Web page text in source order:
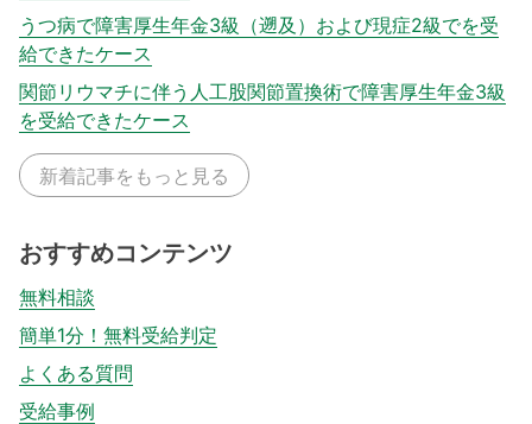
うつ病で障害厚生年金3級（遡及）および現症2級でを受
給できたケース
関節リウマチに伴う人工股関節置換術で障害厚生年金3級
を受給できたケース
新着記事をもっと見る
おすすめコンテンツ
無料相談
簡単1分！無料受給判定
よくある質問
受給事例